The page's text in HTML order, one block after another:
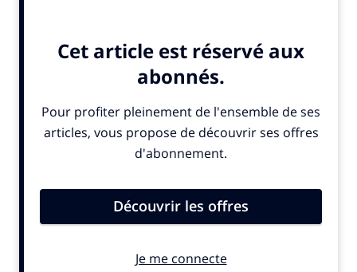
Google a décidé que l’équilibre entre vies
pouvoir rentrer tôt chez soi après le travail et la
possibilité de travailler chez soi étaient plus
pour laquelle les startups fonctionnent est parce
que leurs salariés travaillent comme des dingues. Je
suis désolé d’être aussi direct. Si vous créez une